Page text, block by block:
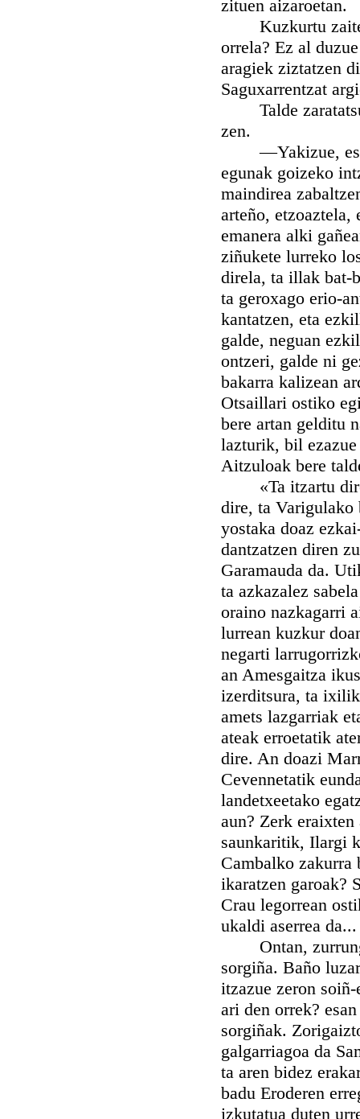
zituen aizaroetan.
Kuzkurtu
orrela? Ez al
aragiek ziztatzen
Saguxarrentzat
Talde
zen.
—Yakizue, esan
egunak goizeko
maindirea
arteño,
emanera alki
ziñukete lurreko
direla, ta illak bat-
ta geroxago erio-
kantatzen, eta
galde, neguan
ontzeri, galde ni
bakarra kalizean
Otsaillari ostiko
bere artan gelditu
lazturik, bil
Aitzuloak bere
«Ta itzartu
dire, ta Varigulako
yostaka doaz
dantzatzen diren
Garamauda da.
ta azkazalez
oraino nazkagarri
lurrean kuzkur
negarti
an Amesgaitza
izerditsura, ta ixilik
amets lazgarriak
ateak erroetatik
dire. An doazi
Cevennetatik
landetxeetako
aun? Zerk
saunkaritik, Ilargi
Cambalko zakurra
ikaratzen garoak?
Crau legorrean
ukaldi aserrea da...
Ontan,
sorgiña. Baño
itzazue zeron
ari den orrek?
sorgiñak.
galgarriagoa da
ta aren bidez
badu Eroderen
izkutatua duten